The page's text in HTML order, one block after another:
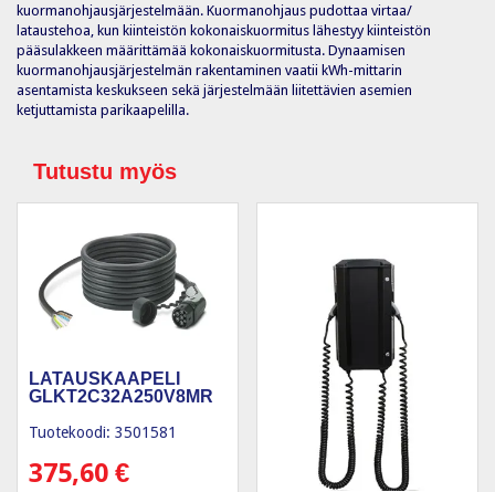
kuormanohjausjärjestelmään. Kuormanohjaus pudottaa virtaa/
lataustehoa, kun kiinteistön kokonaiskuormitus lähestyy kiinteistön
pääsulakkeen määrittämää kokonaiskuormitusta. Dynaamisen
kuormanohjausjärjestelmän rakentaminen vaatii kWh-mittarin
asentamista keskukseen sekä järjestelmään liitettävien asemien
ketjuttamista parikaapelilla.
Tutustu myös
LATAUSKAAPELI
GLKT2C32A250V8MR
Tuotekoodi: 3501581
375,60 €